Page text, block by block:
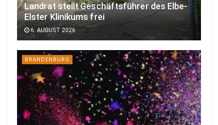
Landrat stellt Geschäftsführer des Elbe-
Elster Klinikums frei
6. AUGUST 2026
BRANDENBURG